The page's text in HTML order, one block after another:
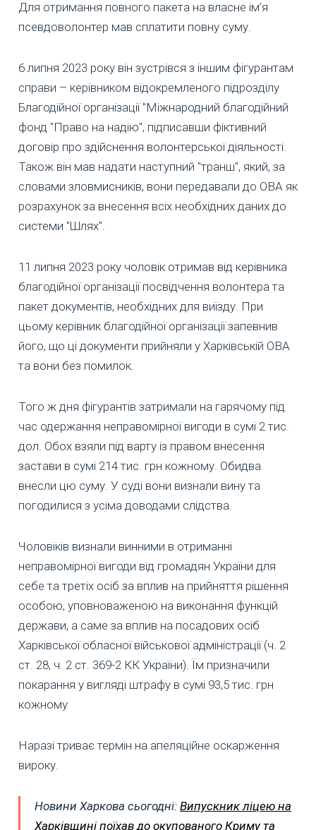
Для отримання повного пакета на власне ім’я
псевдоволонтер мав сплатити повну суму.
6 липня 2023 року він зустрівся з іншим фігурантам
справи – керівником відокремленого підрозділу
Благодійної організації "Міжнародний благодійний
фонд "Право на надію", підписавши фіктивний
договір про здійснення волонтерської діяльності.
Також він мав надати наступний "транш", який, за
словами зловмисників, вони передавали до ОВА як
розрахунок за внесення всіх необхідних даних до
системи "Шлях".
11 липня 2023 року чоловік отримав від керівника
благодійної організації посвідчення волонтера та
пакет документів, необхідних для виїзду. При
цьому керівник благодійної організації запевнив
його, що ці документи прийняли у Харківській ОВА
та вони без помилок.
Того ж дня фігурантів затримали на гарячому під
час одержання неправомірної вигоди в сумі 2 тис.
дол. Обох взяли під варту із правом внесення
застави в сумі 214 тис. грн кожному. Обидва
внесли цю суму. У суді вони визнали вину та
погодилися з усіма доводами слідства.
Чоловіків визнали винними в отриманні
неправомірної вигоди від громадян України для
себе та третіх осіб за вплив на прийняття рішення
особою, уповноваженою на виконання функцій
держави, а саме за вплив на посадових осіб
Харківської обласної військової адміністрації (ч. 2
ст. 28, ч. 2 ст. 369-2 КК України). Їм призначили
покарання у вигляді штрафу в сумі 93,5 тис. грн
кожному
Наразі триває термін на апеляційне оскарження
вироку.
Новини Харкова сьогодні: Випускник ліцею на
Харківщині поїхав до окупованого Криму та